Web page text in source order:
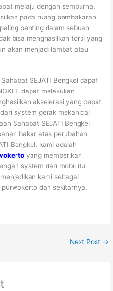
melaju dengan sempurna.
pada ruang pembakaran
penting dalam sebuah
bisa menghasilkan torsi yang
akan menjadi lambat atau
SEJATI Bengkel dapat
dapat melakukan
akselerasi yang cepat
system gerak mekanical
Sahabat SEJATI Bengkel
bakar atas perubahan
Bengkel, kami adalah
yang memberikan
system dari mobil itu
kami sebagai
purwokerto dan sekitarnya.
Next Post →